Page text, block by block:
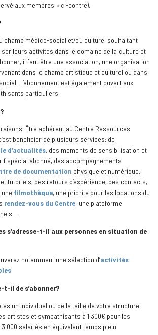
aux membres » ci-contre).
champ médico-social et/ou culturel souhaitant
leurs activités dans le domaine de la culture et
il faut être une association, une organisation
dans le champ artistique et culturel ou dans
L’abonnement est également ouvert aux
particuliers.
Être adhérent au Centre Ressources
bénéficier de plusieurs services: de
d’actualités, des moments de sensibilisation et
spécial abonné, des accompagnements
de documentation physique et numérique,
tutoriels, des retours d’expérience, des contacts,
filmothèque, une priorité pour les locations du
rendez-vous du Centre, une plateforme
s’adresse-t-il aux personnes en situation de
notamment une sélection d’activités
.
t-il de s’abonner?
un individuel ou de la taille de votre structure.
artistes et sympathisants à 1.300€ pour les
salariés en équivalent temps plein.